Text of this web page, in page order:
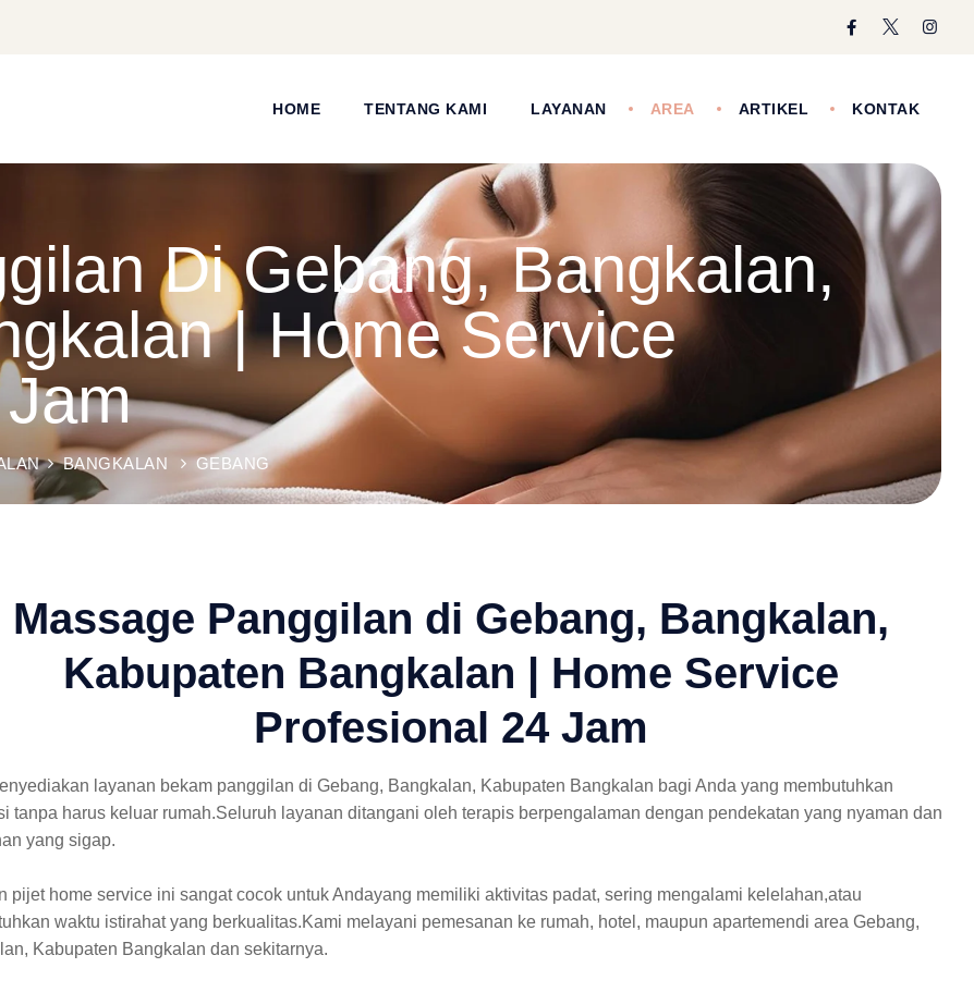
HOME TENTANG KAMI LAYANAN AREA ARTIKEL KONTAK
Di Gebang, Bangkalan,
| Home Service
BANGKALAN GEBANG
Massage Panggilan di Gebang, Bangkalan,
Kabupaten Bangkalan | Home Service
Profesional 24 Jam
layanan bekam panggilan di Gebang, Bangkalan, Kabupaten Bangkalan bagi Anda yang membutuhkan
tanpa harus keluar rumah.Seluruh layanan ditangani oleh terapis berpengalaman dengan pendekatan yang nyaman dan
yang sigap.
pijet home service ini sangat cocok untuk Andayang memiliki aktivitas padat, sering mengalami kelelahan,atau
waktu istirahat yang berkualitas.Kami melayani pemesanan ke rumah, hotel, maupun apartemendi area Gebang,
Kabupaten Bangkalan dan sekitarnya.